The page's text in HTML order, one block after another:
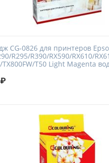
CG-0826 для принтеров
R295/R390/RX590/RX610/
TX800FW/T50 Light Magenta
₽